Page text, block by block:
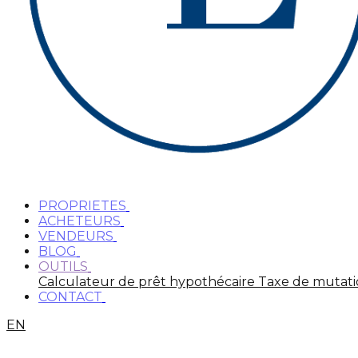
PROPRIETES
ACHETEURS
VENDEURS
BLOG
OUTILS
Calculateur de prêt hypothécaire Taxe de
CONTACT
EN